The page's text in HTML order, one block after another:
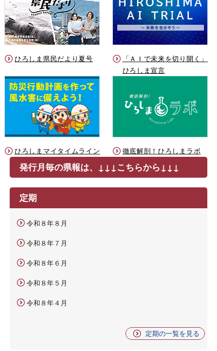
ひろしま県民だより夏号
「ＡＩで未来を切り開く」
ひろしま宣言
ひろしまマイタイムライン 徹底解剖！ひろしまラボ
発行月毎の県報は、↓↓↓こちらから↓↓↓
定期
令和８年８月
令和８年７月
令和８年６月
令和８年５月
令和８年４月
定期の一覧を見る